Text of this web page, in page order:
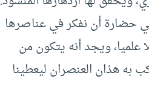
حضارة أن نفكر في عناصرها
علميا، ويجد أنه يتكون من
به هذان العنصران ليعطينا